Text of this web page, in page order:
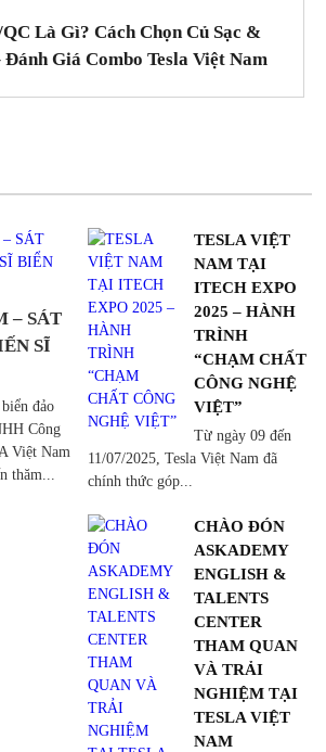
QC Là Gì? Cách Chọn Củ Sạc &
Đánh Giá Combo Tesla Việt Nam
– SÁT
SĨ
đảo
Công
Việt Nam
thăm...
TESLA VIỆT
NAM TẠI
ITECH EXPO
2025 – HÀNH
TRÌNH
“CHẠM CHẤT
CÔNG NGHỆ
VIỆT”
Từ ngày 09 đến
11/07/2025, Tesla Việt Nam đã
chính thức góp...
CHÀO ĐÓN
ASKADEMY
ENGLISH &
TALENTS
CENTER
THAM QUAN
VÀ TRẢI
NGHIỆM TẠI
TESLA VIỆT
NAM